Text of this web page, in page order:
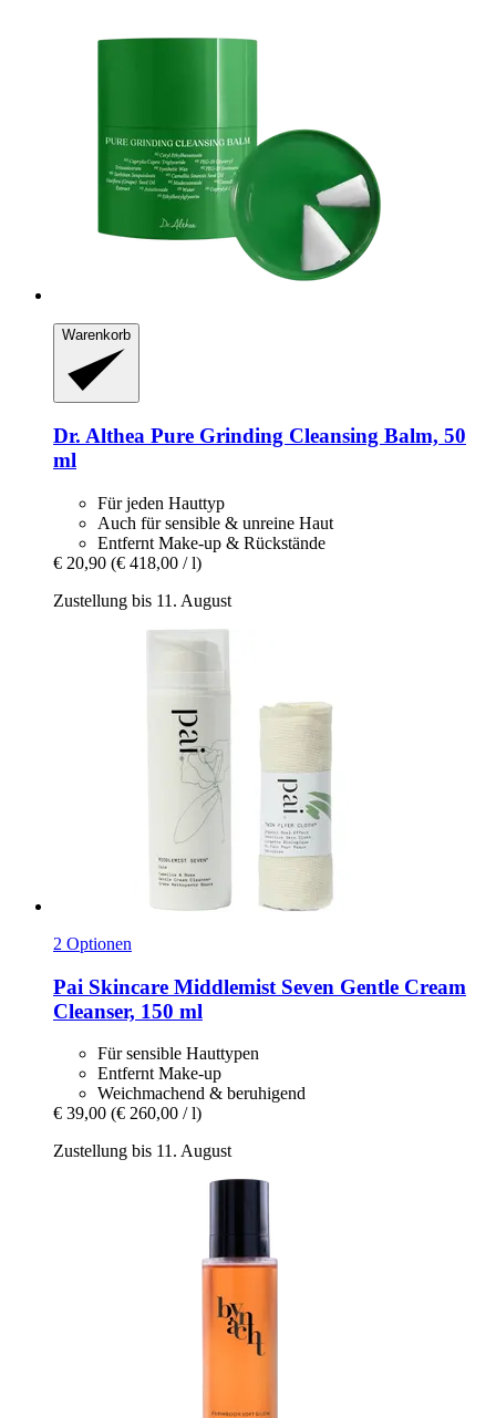
Warenkorb
Dr. Althea Pure Grinding Cleansing Balm, 50
ml
Für jeden Hauttyp
Auch für sensible & unreine Haut
Entfernt Make-up & Rückstände
€ 20,90 (€ 418,00 / l)
Zustellung bis 11. August
2 Optionen
Pai Skincare Middlemist Seven Gentle Cream
Cleanser, 150 ml
Für sensible Hauttypen
Entfernt Make-up
Weichmachend & beruhigend
€ 39,00 (€ 260,00 / l)
Zustellung bis 11. August